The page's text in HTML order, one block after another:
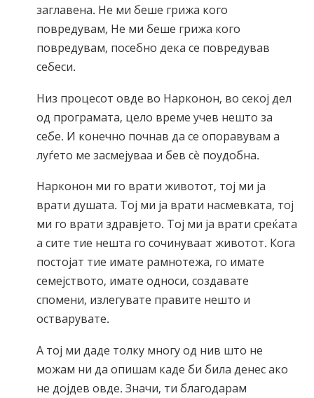
заглавена. Не ми беше грижа кого
повредувам, Не ми беше грижа кого
повредувам, посебно дека се повредував
себеси.
Низ процесот овде во Нарконон, во секој дел
од програмата, цело време учев нешто за
себе. И конечно почнав да се опоравувам а
луѓето ме засмејуваа и бев сè поудобна.
Нарконон ми го врати животот, тој ми ја
врати душата. Тој ми ја врати насмевката, тој
ми го врати здравјето. Тој ми ја врати среќата
а сите тие нешта го сочинуваат животот. Кога
постојат тие имате рамнотежа, го имате
семејството, имате односи, создавате
спомени, излегувате правите нешто и
остварувате.
А тој ми даде толку многу од нив што не
можам ни да опишам каде би била денес ако
не дојдев овде. Значи, ти благодарам